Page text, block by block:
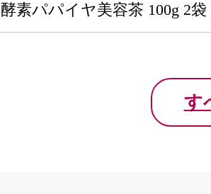
酵素パパイヤ美容茶 100g 2袋
す